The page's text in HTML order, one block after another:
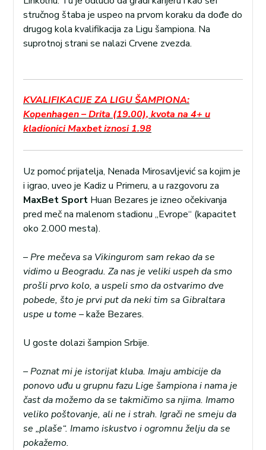
stručnog štaba je uspeo na prvom koraku da dođe do
drugog kola kvalifikacija za Ligu šampiona. Na
suprotnoj strani se nalazi Crvene zvezda.
KVALIFIKACIJE ZA LIGU ŠAMPIONA:
Kopenhagen – Drita (19.00), kvota na 4+ u
kladionici Maxbet iznosi 1.98
Uz pomoć prijatelja, Nenada Mirosavljević sa kojim je
i igrao, uveo je Kadiz u Primeru, a u razgovoru za
MaxBet Sport Huan Bezares je izneo očekivanja
pred meč na malenom stadionu „Evrope“ (kapacitet
oko 2.000 mesta).
–Pre mečeva sa Vikingurom sam rekao da se
vidimo u Beogradu. Za nas je veliki uspeh da smo
prošli prvo kolo, a uspeli smo da ostvarimo dve
pobede, što je prvi put da neki tim sa Gibraltara
uspe u tome – kaže Bezares.
U goste dolazi šampion Srbije.
– Poznat mi je istorijat kluba. Imaju ambicije da
ponovo uđu u grupnu fazu Lige šampiona i nama je
čast da možemo da se takmičimo sa njima. Imamo
veliko poštovanje, ali ne i strah. Igrači ne smeju da
se „plaše“. Imamo iskustvo i ogromnu želju da se
pokažemo.